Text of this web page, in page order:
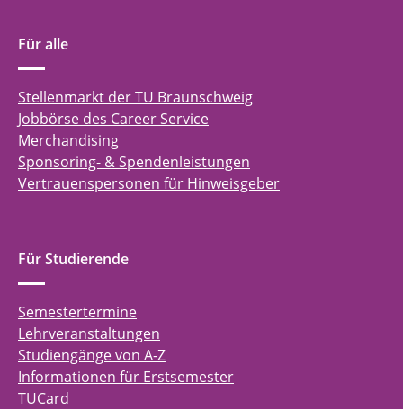
Für alle
Stellenmarkt der TU Braunschweig
Jobbörse des Career Service
Merchandising
Sponsoring- & Spendenleistungen
Vertrauenspersonen für Hinweisgeber
Für Studierende
Semestertermine
Lehrveranstaltungen
Studiengänge von A-Z
Informationen für Erstsemester
TUCard